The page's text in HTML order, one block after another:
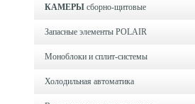
КАМЕРЫ сборно-щитовые
Запасные элементы POLAIR
Моноблоки и cплит-системы
Холодильная автоматика